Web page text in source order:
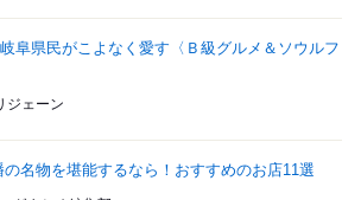
岐阜県民がこよなく愛す〈Ｂ級グルメ＆ソウルフ
ジェーン
の名物を堪能するなら！おすすめのお店11選